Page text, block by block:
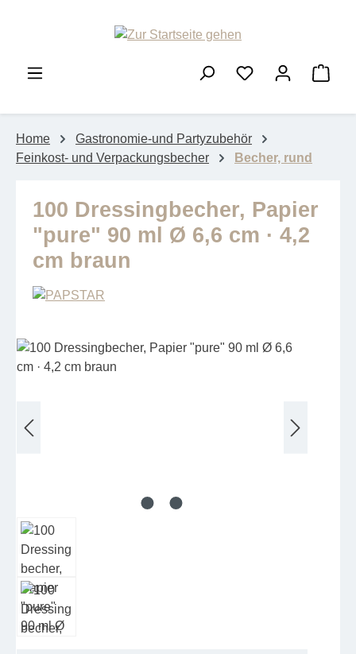
Home
Gastronomie-und Partyzubehör
Feinkost- und Verpackungsbecher
Becher, rund
100 Dressingbecher, Papier
"pure" 90 ml Ø 6,6 cm · 4,2
cm braun
Bildergalerie überspringen